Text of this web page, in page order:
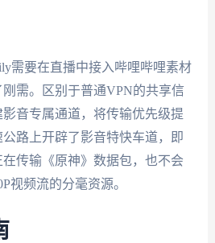
需要在直播中接入哔哩哔哩素材
需。区别于普通VPN的共享信
音专属通道，将传输优先级提
路上开辟了影音特快车道，即
传输《原神》数据包，也不会
视频流的分毫资源。